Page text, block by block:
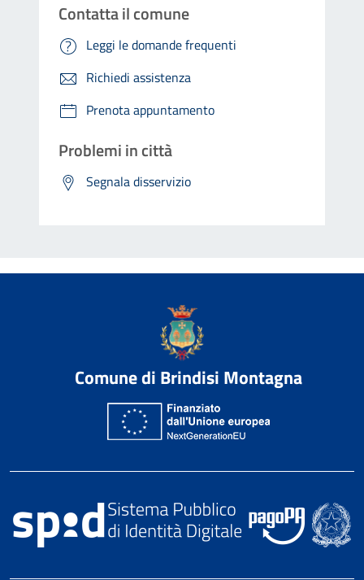
Contatta il comune
Leggi le domande frequenti
Richiedi assistenza
Prenota appuntamento
Problemi in città
Segnala disservizio
Comune di Brindisi Montagna